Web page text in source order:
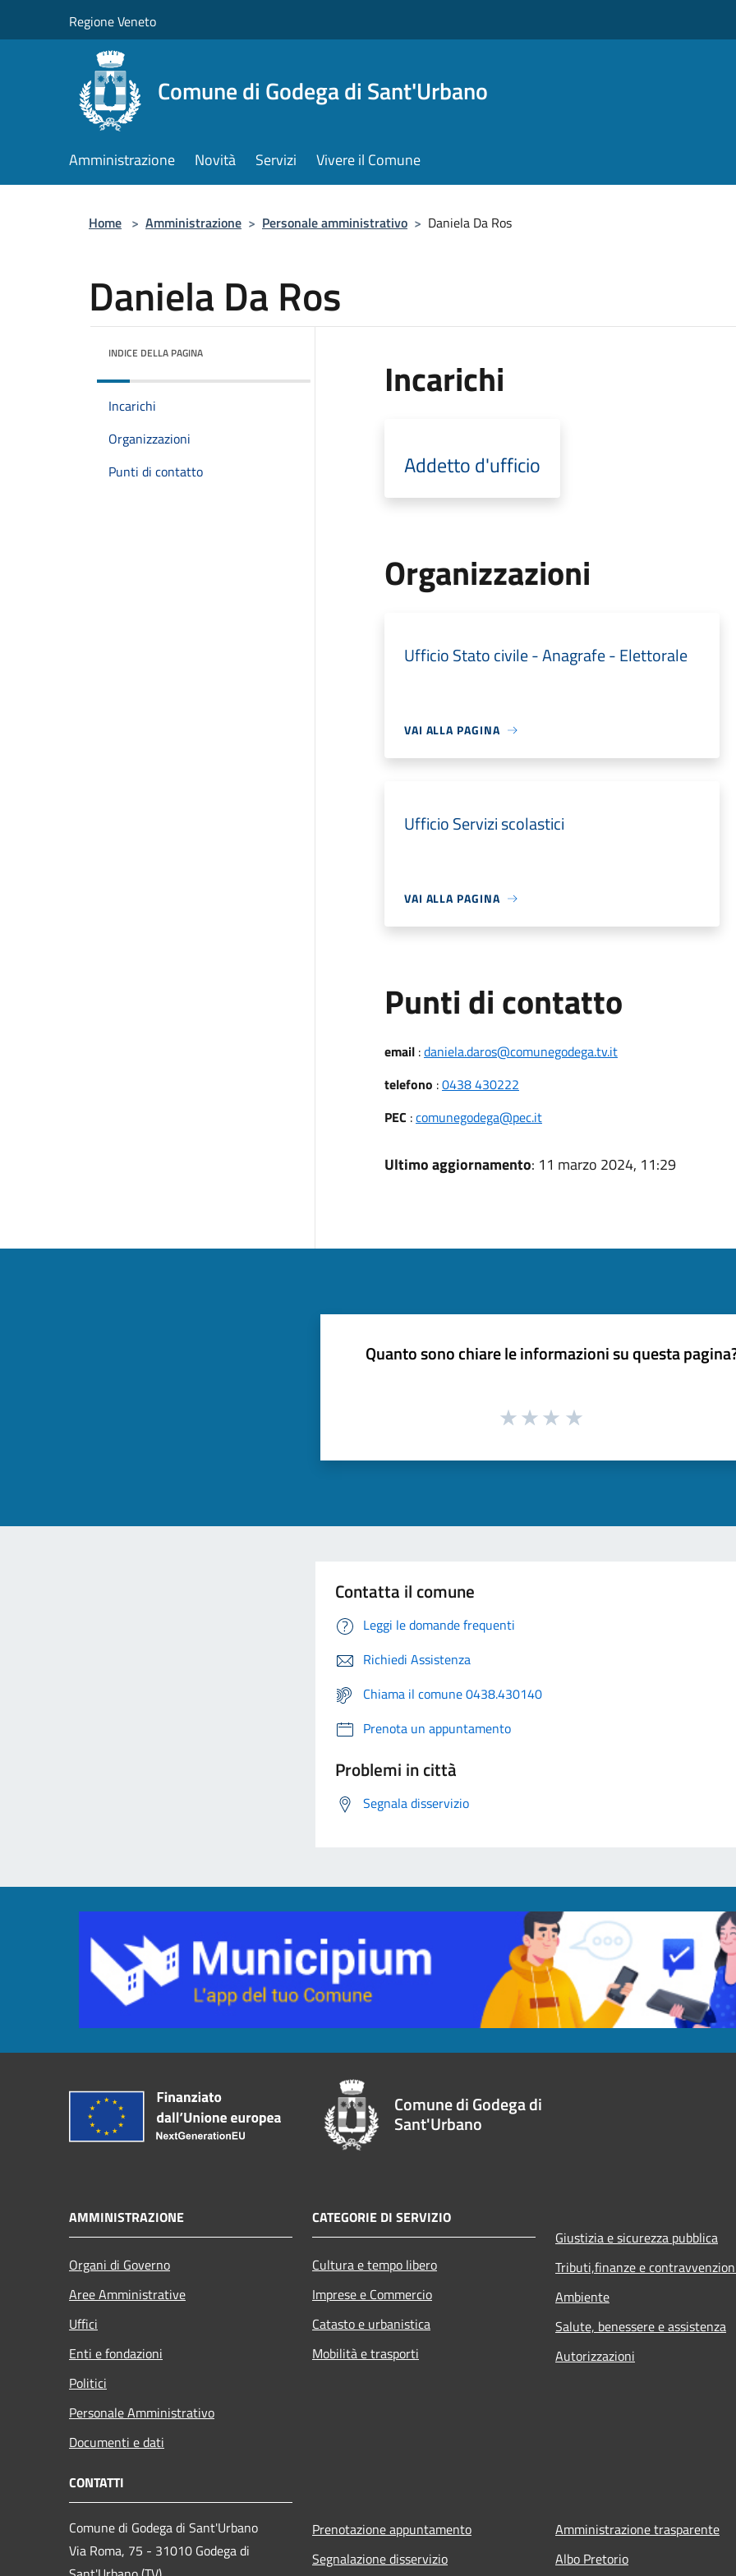
Regione Veneto
Comune di Godega di Sant'Urbano
Amministrazione Novità Servizi Vivere il Comune
Home > Amministrazione > Personale amministrativo > Daniela Da Ros
Daniela Da Ros
INDICE DELLA PAGINA
Incarichi
Organizzazioni
Punti di contatto
Incarichi
Addetto d'ufficio
Organizzazioni
Ufficio Stato civile - Anagrafe - Elettorale
VAI ALLA PAGINA
Ufficio Servizi scolastici
VAI ALLA PAGINA
Punti di contatto
email:daniela.daros@comunegodega.tv.it
telefono :0438 430222
PEC :comunegodega@pec.it
Ultimo aggiornamento: 11 marzo 2024, 11:29
Quanto sono chiare le informazioni su questa
Contatta il comune
Leggi le domande frequenti
Richiedi Assistenza
Chiama il comune 0438.430140
Prenota un appuntamento
Problemi in città
Segnala disservizio
Comune di Godega di
Sant'Urbano
AMMINISTRAZIONE
Organi di Governo
Aree Amministrative
Uffici
Enti e fondazioni
Politici
Personale Amministrativo
Documenti e dati
CATEGORIE DI SERVIZIO
Cultura e tempo libero
Imprese e Commercio
Catasto e urbanistica
Mobilità e trasporti
Giustizia e sicurezza pubblica
Tributi,finanze e
Ambiente
Salute, benessere e assistenza
Autorizzazioni
CONTATTI
Comune di Godega di Sant'Urbano
Via Roma, 75 - 31010 Godega di
Prenotazione appuntamento
Segnalazione disservizio
Amministrazione trasparente
Albo Pretorio